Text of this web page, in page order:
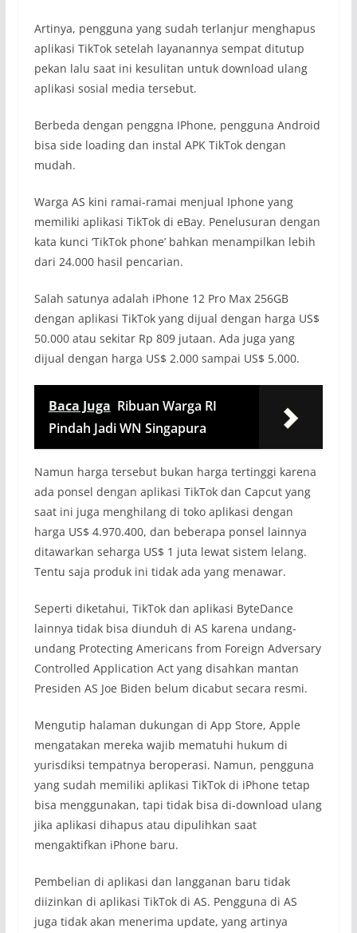
Artinya, pengguna yang sudah terlanjur menghapus
aplikasi TikTok setelah layanannya sempat ditutup
pekan lalu saat ini kesulitan untuk download ulang
aplikasi sosial media tersebut.
Berbeda dengan penggna IPhone, pengguna Android
bisa side loading dan instal APK TikTok dengan
mudah.
Warga AS kini ramai-ramai menjual Iphone yang
memiliki aplikasi TikTok di eBay. Penelusuran dengan
kata kunci ‘TikTok phone’ bahkan menampilkan lebih
dari 24.000 hasil pencarian.
Salah satunya adalah iPhone 12 Pro Max 256GB
dengan aplikasi TikTok yang dijual dengan harga US$
50.000 atau sekitar Rp 809 jutaan. Ada juga yang
dijual dengan harga US$ 2.000 sampai US$ 5.000.
Baca Juga Ribuan Warga RI
Pindah Jadi WN Singapura
Namun harga tersebut bukan harga tertinggi karena
ada ponsel dengan aplikasi TikTok dan Capcut yang
saat ini juga menghilang di toko aplikasi dengan
harga US$ 4.970.400, dan beberapa ponsel lainnya
ditawarkan seharga US$ 1 juta lewat sistem lelang.
Tentu saja produk ini tidak ada yang menawar.
Seperti diketahui, TikTok dan aplikasi ByteDance
lainnya tidak bisa diunduh di AS karena undang-
undang Protecting Americans from Foreign Adversary
Controlled Application Act yang disahkan mantan
Presiden AS Joe Biden belum dicabut secara resmi.
Mengutip halaman dukungan di App Store, Apple
mengatakan mereka wajib mematuhi hukum di
yurisdiksi tempatnya beroperasi. Namun, pengguna
yang sudah memiliki aplikasi TikTok di iPhone tetap
bisa menggunakan, tapi tidak bisa di-download ulang
jika aplikasi dihapus atau dipulihkan saat
mengaktifkan iPhone baru.
Pembelian di aplikasi dan langganan baru tidak
diizinkan di aplikasi TikTok di AS. Pengguna di AS
juga tidak akan menerima update, yang artinya